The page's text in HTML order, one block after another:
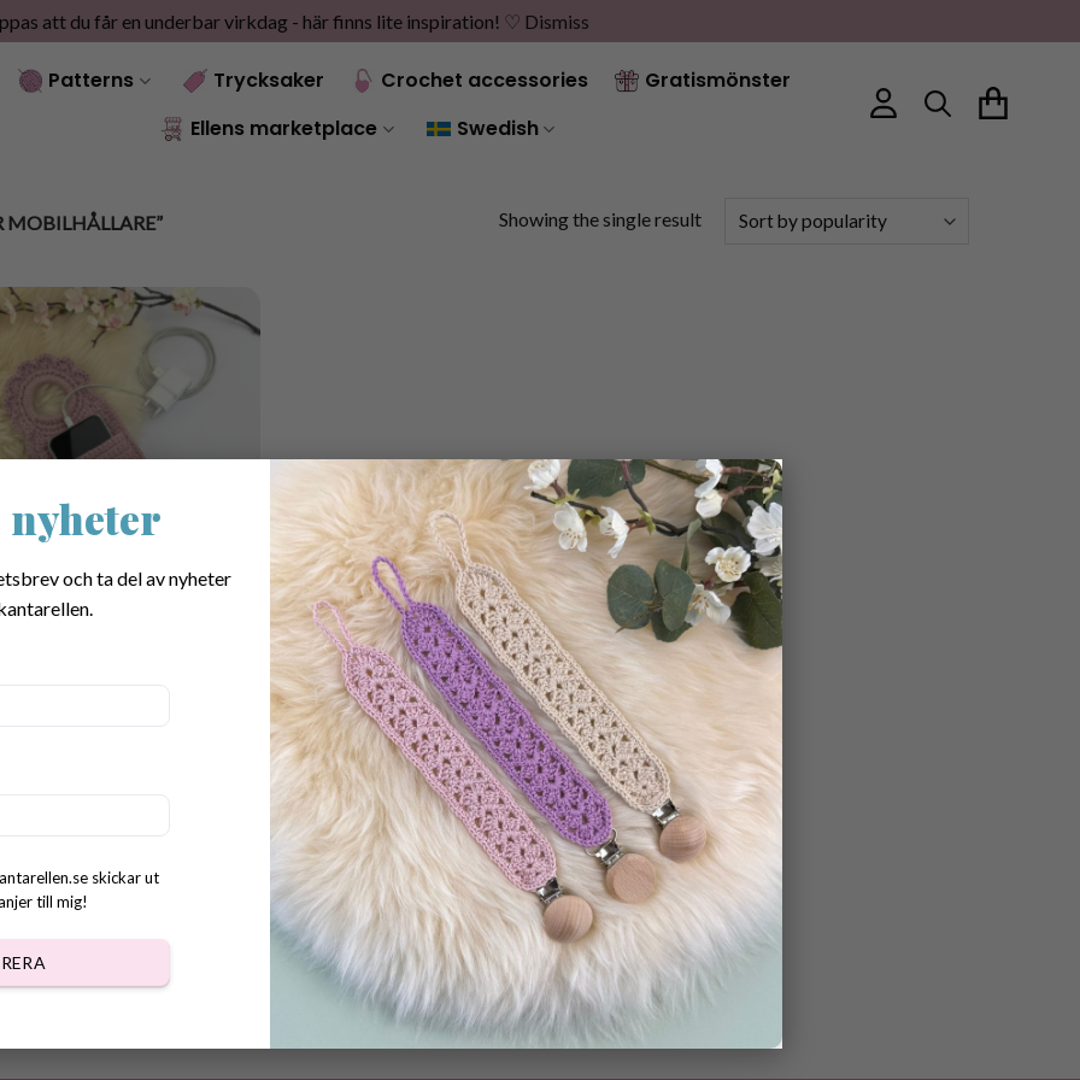
nyheter
och ta del av nyheter
skickar ut
till mig!
×
att du får en underbar virkdag - här finns lite inspiration! ♡ Dismiss
Patterns Trycksaker Crochet accessories
Gratismönster
Ellens marketplace
Swedish
MOBILHÅLLARE” Showing the single result